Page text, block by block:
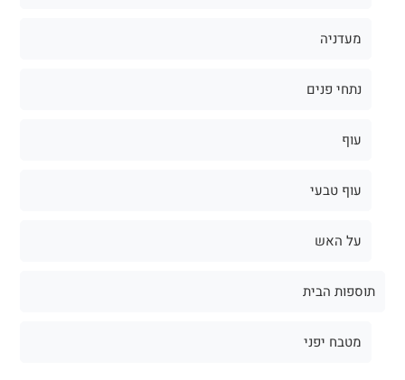
מעדניה
נתחי פנים
עוף
עוף טבעי
על האש
תוספות הבית
מטבח יפני